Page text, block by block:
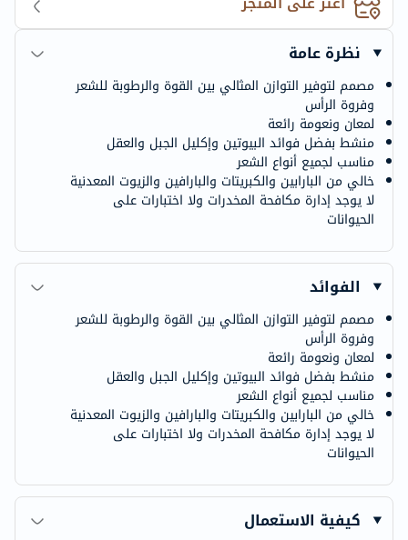
نظرة عامة
مصمم لتوفير التوازن المثالي بين القوة والرطوبة للشعر
وفروة الرأس
لمعان ونعومة رائعة
منشط بفضل فوائد البيوتين وإكليل الجبل والعقل
مناسب لجميع أنواع الشعر
خالي من البارابين والكبريتات والبارافين والزيوت المعدنية
لا يوجد إدارة مكافحة المخدرات ولا اختبارات على
الحيوانات
الفوائد
مصمم لتوفير التوازن المثالي بين القوة والرطوبة للشعر
وفروة الرأس
لمعان ونعومة رائعة
منشط بفضل فوائد البيوتين وإكليل الجبل والعقل
مناسب لجميع أنواع الشعر
خالي من البارابين والكبريتات والبارافين والزيوت المعدنية
لا يوجد إدارة مكافحة المخدرات ولا اختبارات على
الحيوانات
كيفية الاستعمال